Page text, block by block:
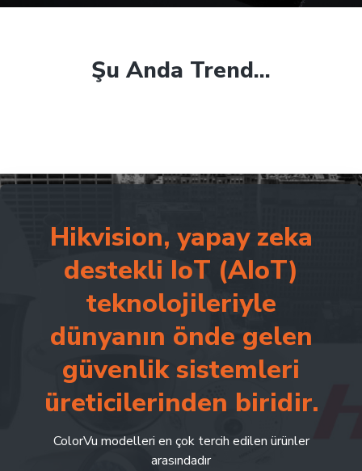
Şu Anda Trend...
Hikvision, yapay zeka
destekli IoT (AIoT)
teknolojileriyle
dünyanın önde gelen
güvenlik sistemleri
üreticilerinden biridir.
ColorVu modelleri en çok tercih edilen ürünler
arasındadır